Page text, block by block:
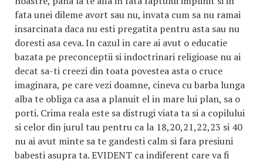
fata unei dileme avort sau nu, invata cum sa nu ramai
insarcinata daca nu esti pregatita pentru asta sau nu
doresti asa ceva. In cazul in care ai avut o educatie
bazata pe preconceptii si indoctrinari religioase nu ai
decat sa-ti creezi din toata povestea asta o cruce
imaginara, pe care vezi doamne, cineva cu barba lunga
alba te obliga ca asa a planuit el in mare lui plan, sa o
porti. Crima reala este sa distrugi viata ta si a copilului
si celor din jurul tau pentru ca la 18,20,21,22,23 si 40
nu ai avut minte sa te gandesti calm si fara presiuni
babesti asupra ta. EVIDENT ca indiferent care va fi